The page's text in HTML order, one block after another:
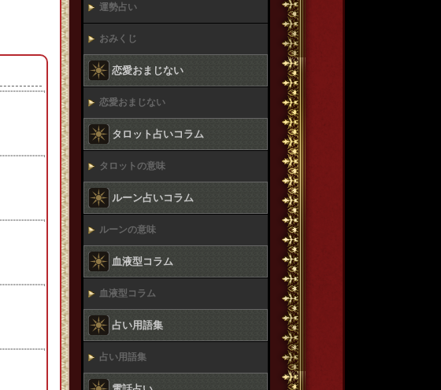
運勢占い
おみくじ
恋愛おまじない
恋愛おまじない
タロット占いコラム
タロットの意味
ルーン占いコラム
ルーンの意味
血液型コラム
血液型コラム
占い用語集
占い用語集